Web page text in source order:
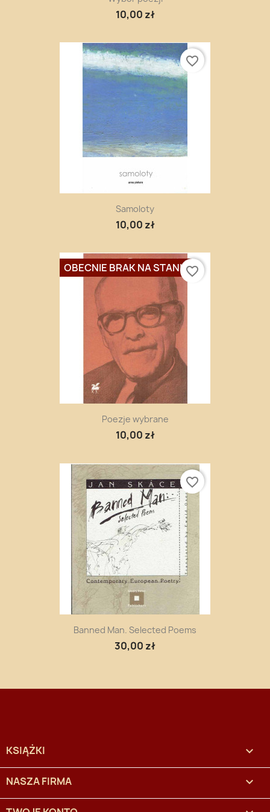
10,00 zł
Samoloty
10,00 zł
favorite_border
Poezje wybrane
10,00 zł
OBECNIE BRAK NA STANIEfavorite_border
Banned Man. Selected Poems
30,00 zł
favorite_border
KSIĄŻKI 
NASZA FIRMA 